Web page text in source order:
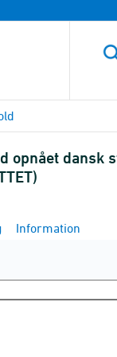
opnået dansk
Information